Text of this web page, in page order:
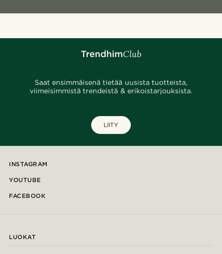
Saat ensimmäisenä tietää uusista tuotteista,
viimeisimmistä trendeistä & erikoistarjouksista.
LIITY
INSTAGRAM
YOUTUBE
FACEBOOK
LUOKAT